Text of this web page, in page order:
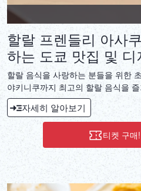
할랄 프렌들리 아사
하는 도쿄 맛집 및 디
할랄 음식을 사랑하는 분들을 위한
야키니쿠까지 최고의 할랄 음식을
자세히 알아보기
티켓 구매!